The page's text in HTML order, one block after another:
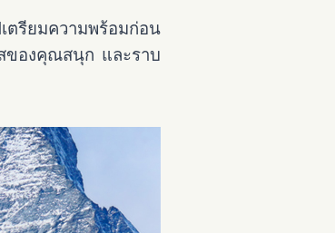
รียมความพร้อมก่อน
สของคุณสนุก และราบ